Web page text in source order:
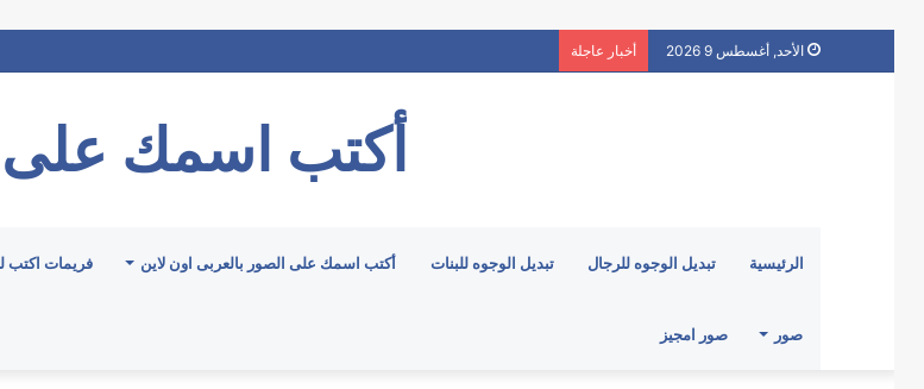
الأحد, أغسطس 9 2026 أخبار عاجلة
أكتب اسمك على
الرئيسية تبديل الوجوه للرجال تبديل الوجوه للبنات أكتب اسمك على الصور بالعربى اون لاين فريمات اكتب
صور صور امجيز